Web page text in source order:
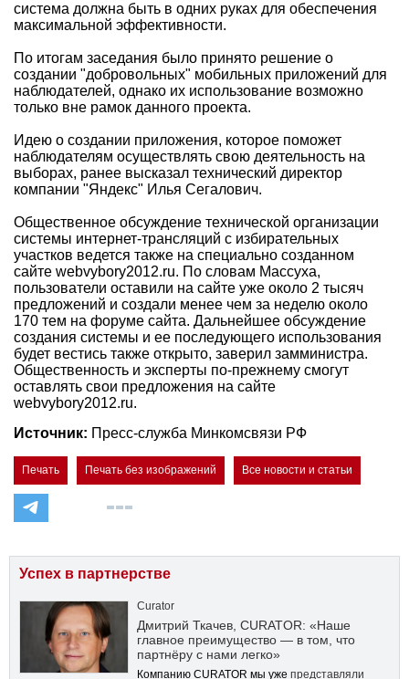
система должна быть в одних руках для обеспечения
максимальной эффективности.
По итогам заседания было принято решение о
создании "добровольных" мобильных приложений для
наблюдателей, однако их использование возможно
только вне рамок данного проекта.
Идею о создании приложения, которое поможет
наблюдателям осуществлять свою деятельность на
выборах, ранее высказал технический директор
компании "Яндекс" Илья Сегалович.
Общественное обсуждение технической организации
системы интернет-трансляций с избирательных
участков ведется также на специально созданном
сайте webvybory2012.ru. По словам Массуха,
пользователи оставили на сайте уже около 2 тысяч
предложений и создали менее чем за неделю около
170 тем на форуме сайта. Дальнейшее обсуждение
создания системы и ее последующего использования
будет вестись также открыто, заверил замминистра.
Общественность и эксперты по-прежнему смогут
оставлять свои предложения на сайте
webvybory2012.ru.
Источник: Пресс-служба Минкомсвязи РФ
Печать Печать без изображений Все новости и статьи
Успех в партнерстве
Curator
Дмитрий Ткачев, CURATOR: «Наше
главное преимущество — в том, что
партнёру с нами легко»
Компанию CURATOR мы уже представляли